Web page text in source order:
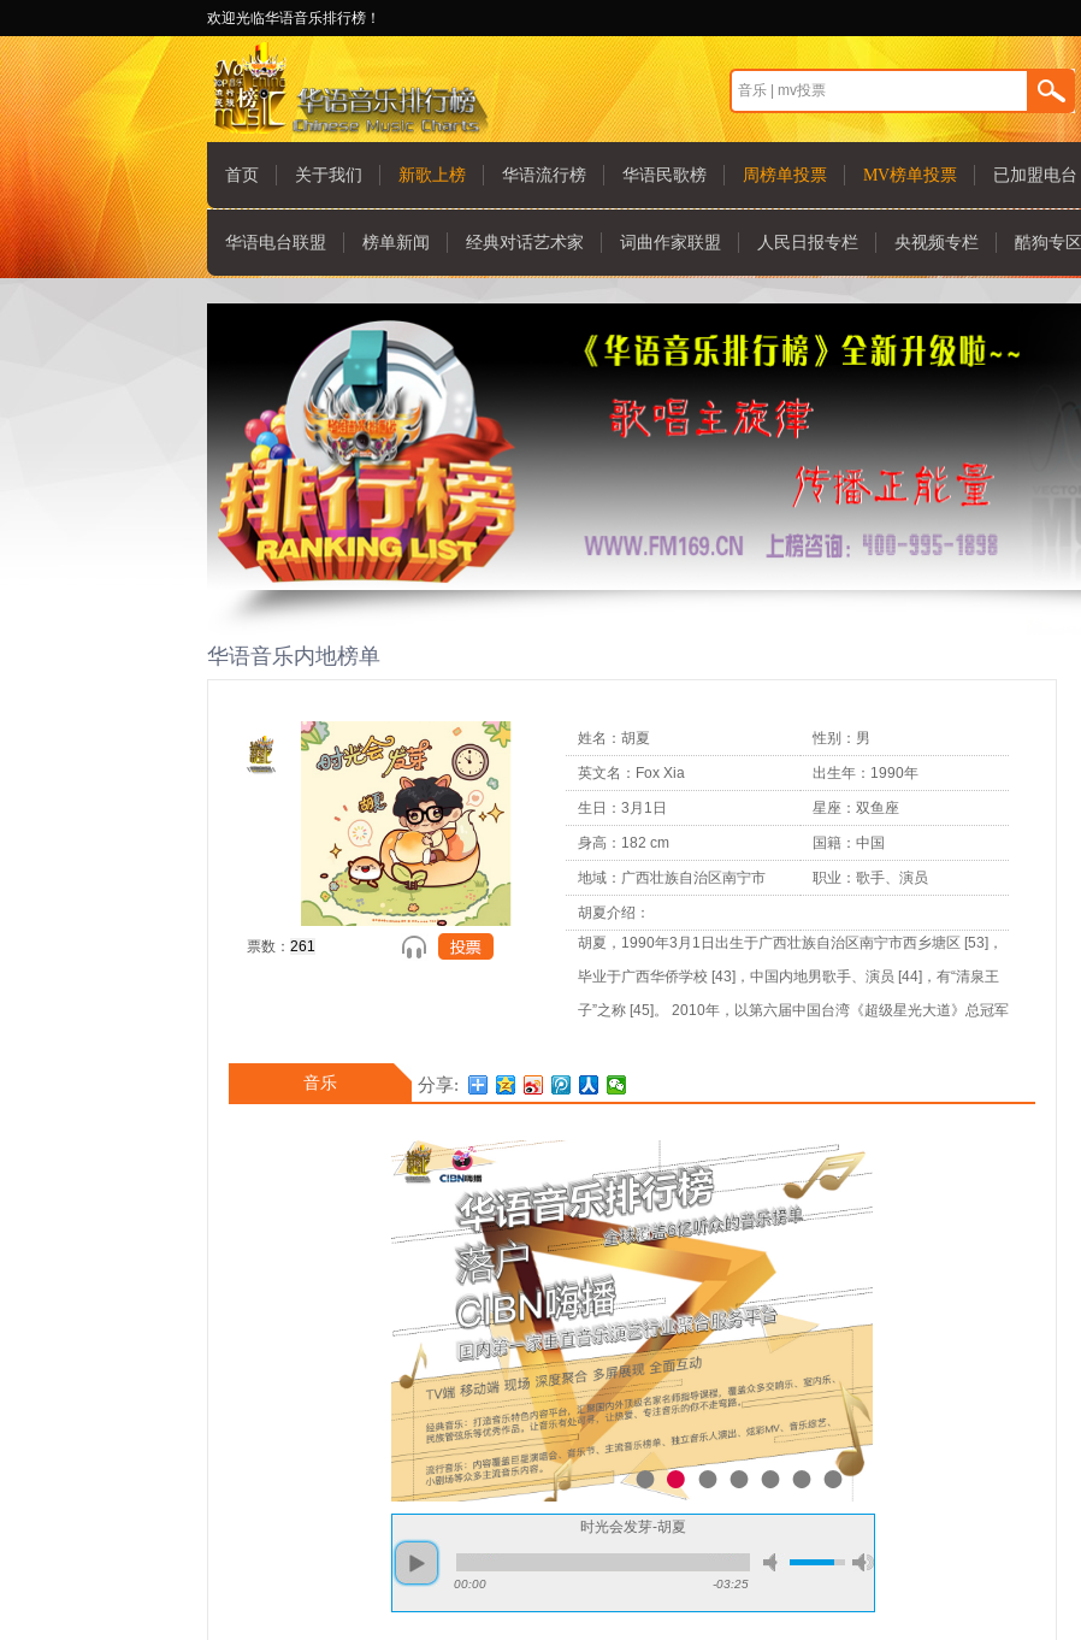
欢迎光临华语音乐排行榜！
首页 关于我们 新歌上榜 华语流行榜 华语民歌榜 周榜单投票 MV榜单投票 已加盟电台
华语电台联盟 榜单新闻 经典对话艺术家 词曲作家联盟 人民日报专栏 央视频专栏 酷狗专区
华语音乐内地榜单
票数：
姓名：胡夏 性别：男
英文名：Fox Xia 出生年：1990年
生日：3月1日 星座：双鱼座
身高：182 cm 国籍：中国
地域：广西壮族自治区南宁市 职业：歌手、演员
胡夏介绍：
胡夏，1990年3月1日出生于广西壮族自治区南宁市西乡塘区 [53]，
毕业于广西华侨学校 [43]，中国内地男歌手、演员 [44]，有“清泉王
子”之称 [45]。 2010年，以第六届中国台湾《超级星光大道》总冠军
凭借该专辑获得第17届新加坡金曲奖“最佳新人奖”，成为首位获得该
孩。》演唱主题曲《那些年》 [31]，凭借该曲斩获多项大奖 [29]
[73]。2012年
音乐 分享:
时光会发芽-胡夏
00:00 -03:25